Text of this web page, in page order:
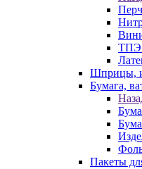
ТПЭ
Шприцы,
Бумага,
Пакеты